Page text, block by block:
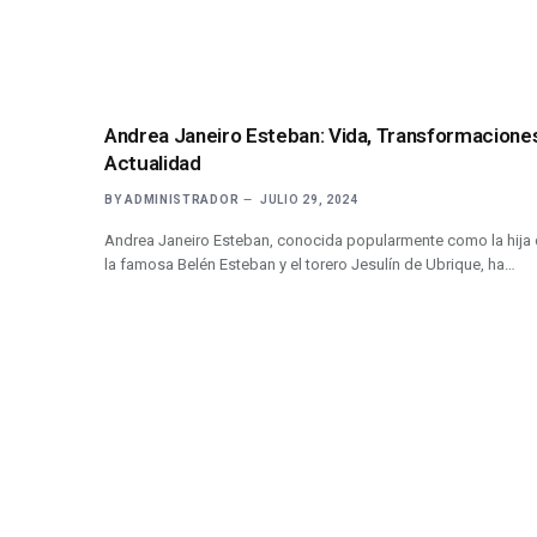
Andrea Janeiro Esteban: Vida,
Actualidad
BY ADMINISTRADOR JULIO 29, 2024
Andrea Janeiro Esteban, conocida popularmente como la hija
la famosa Belén Esteban y el torero Jesulín de Ubrique, ha…